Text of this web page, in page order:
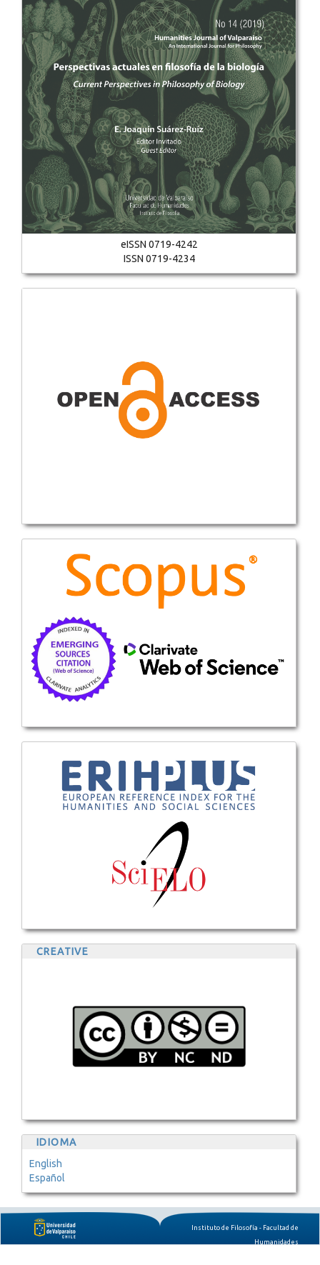
eISSN 0719-4242
ISSN 0719-4234
CREATIVE
IDIOMA
English
Español
Instituto de Filosofía - Facultad de
Humanidades